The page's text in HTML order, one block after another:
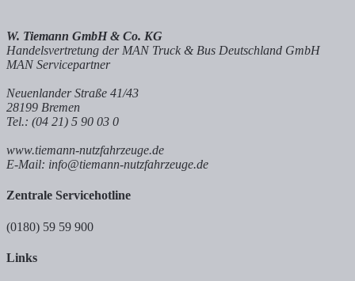
W. Tiemann GmbH & Co. KG
Handelsvertretung der MAN Truck & Bus Deutschland GmbH
MAN Servicepartner
Neuenlander Straße 41/43
28199 Bremen
Tel.: (04 21) 5 90 03 0
www.tiemann-nutzfahrzeuge.de
E-Mail: info@tiemann-nutzfahrzeuge.de
Zentrale Servicehotline
(0180) 59 59 900
Links